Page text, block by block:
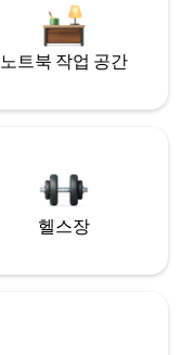
노트북 작업 공간
헬스장